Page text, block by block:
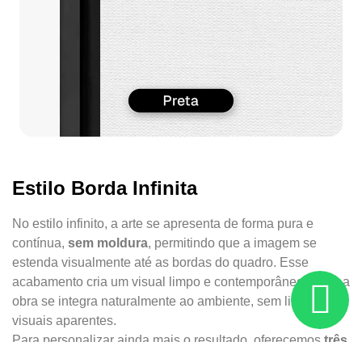
Estilo Borda Infinita
No estilo infinito, a arte se apresenta de forma pura e
contínua, sem moldura, permitindo que a imagem se
estenda visualmente até as bordas do quadro. Esse
acabamento cria um visual limpo e contemporâneo, onde a
obra se integra naturalmente ao ambiente, sem limites
visuais aparentes.